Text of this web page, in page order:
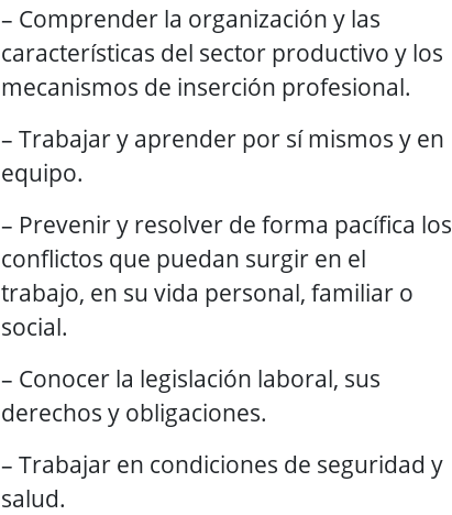
– Comprender la organización y las
características del sector productivo y los
mecanismos de inserción profesional.
– Trabajar y aprender por sí mismos y en
equipo.
– Prevenir y resolver de forma pacífica los
conflictos que puedan surgir en el
trabajo, en su vida personal, familiar o
social.
– Conocer la legislación laboral, sus
derechos y obligaciones.
– Trabajar en condiciones de seguridad y
salud.